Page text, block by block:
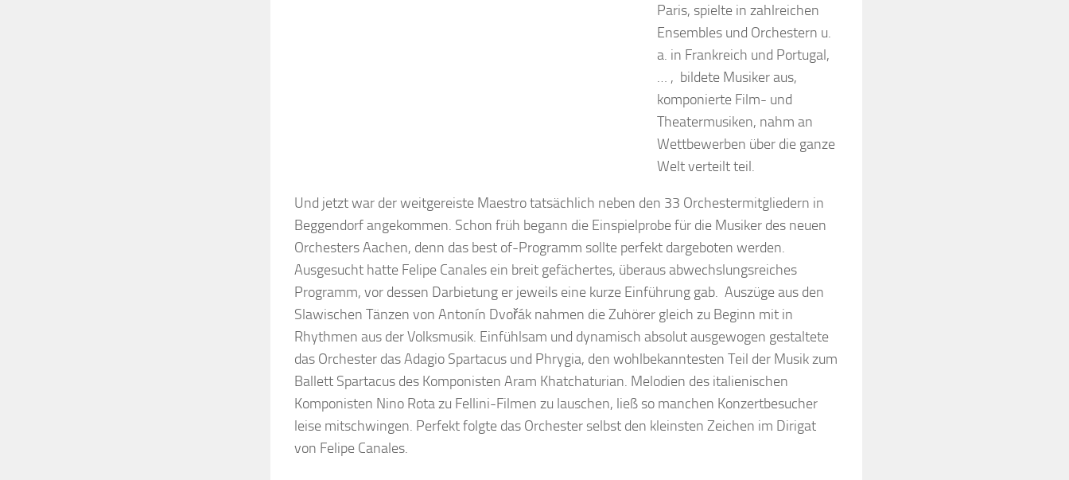
Paris, spielte in zahlreichen
Ensembles und Orchestern u.
a. in Frankreich und Portugal,
… , bildete Musiker aus,
komponierte Film- und
Theatermusiken, nahm an
Wettbewerben über die ganze
Welt verteilt teil.
Und jetzt war der weitgereiste Maestro tatsächlich neben den 33 Orchestermitgliedern in
Beggendorf angekommen. Schon früh begann die Einspielprobe für die Musiker des neuen
Orchesters Aachen, denn das best of-Programm sollte perfekt dargeboten werden.
Ausgesucht hatte Felipe Canales ein breit gefächertes, überaus abwechslungsreiches
Programm, vor dessen Darbietung er jeweils eine kurze Einführung gab. Auszüge aus den
Slawischen Tänzen von Antonín Dvořák nahmen die Zuhörer gleich zu Beginn mit in
Rhythmen aus der Volksmusik. Einfühlsam und dynamisch absolut ausgewogen gestaltete
das Orchester das Adagio Spartacus und Phrygia, den wohlbekanntesten Teil der Musik zum
Ballett Spartacus des Komponisten Aram Khatchaturian. Melodien des italienischen
Komponisten Nino Rota zu Fellini-Filmen zu lauschen, ließ so manchen Konzertbesucher
leise mitschwingen. Perfekt folgte das Orchester selbst den kleinsten Zeichen im Dirigat
von Felipe Canales.